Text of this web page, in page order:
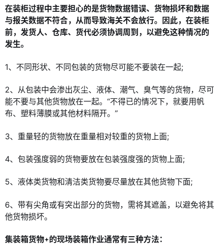
在装柜过程中主要担心的是货物数据错误、货物损坏和数据
与报关数据不符合，从而导致海关不会放行。因此，在装柜
前，发货人、仓库、货代必须协调周到，以避免这种情况的
发生。
1、不同形状、不同包装的货物尽可能不要装在一起;
2、从包装中会渗出灰尘、液体、潮气、臭气等的货物，尽可
能不要与其他货物放在一起。“不得已的情况下，就要用帆
布、塑料薄膜或其他材料隔开。”
3、重量轻的货物放在重量相对较重的货物上面;
4、包装强度弱的货物要放在包装强度强的货物上面;
5、液体类货物和清洁类货物要尽量放在其他货物下面;
6、带有尖角或有突出部分的货物，需将其遮盖，以避免将其
他货物损坏。
集装箱货物 的现场装箱作业通常有三种方法：